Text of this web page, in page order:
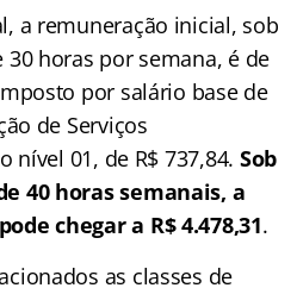
a remuneração inicial, sob
horas por semana, é de
por salário base de
de Serviços
nível 01, de R$ 737,84. Sob
40 horas semanais, a
chegar a R$ 4.478,31.
as classes de